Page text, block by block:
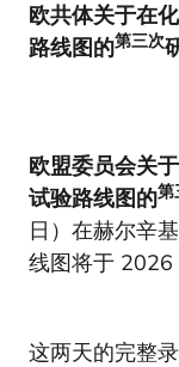
欧共体关于在
路线图的第三次
欧盟委员会关
试验路线图的第
日）在赫尔辛
线图将于 2026
这两天的完整